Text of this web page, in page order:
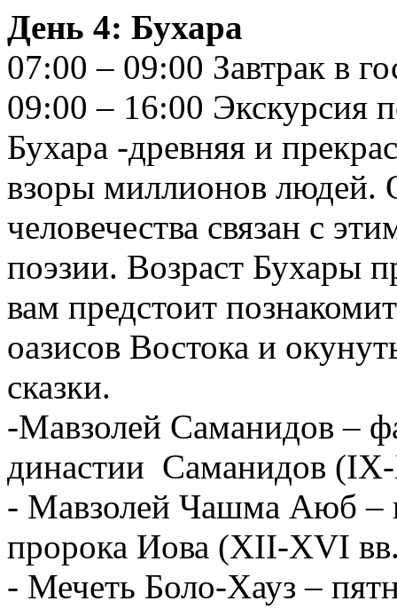
День 4: Бухара
07:00 – 09:00 Завтрак в
09:00 – 16:00 Экскурсия
Бухара -древняя и
взоры миллионов людей.
человечества связан с
поэзии. Возраст Бухары
вам предстоит
оазисов Востока и
сказки.
-Мавзолей Саманидов –
династии Саманидов
- Мавзолей Чашма Аюб –
пророка Иова (XII-XVI
- Мечеть Боло-Хауз –